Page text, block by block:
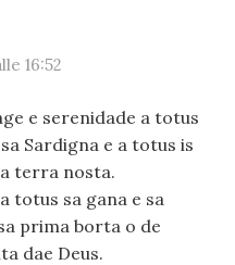
16:52
e serenidade a totus
Sardigna e a totus is
terra nosta.
totus sa gana e sa
prima borta o de
dae Deus.